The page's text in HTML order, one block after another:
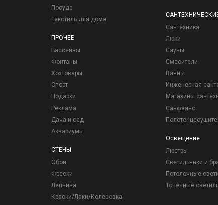
Посуда
Текстиль для дома
ПРОЧЕЕ
Бассейны
Фонтаны
Хозтовары
Спорт
Подарки
Реклама
Дача и сад
Аквариумы
СТЕНЫ
Обои
Фрески
Лепнина
Краски/Лаки/Колеровка
Сантехника
Люки
Сауны
Смесители
Ванны
Инженерная
Магазины
Санфаянс
Освещение
Люстры
Светильники и
Потолочные
Точечные